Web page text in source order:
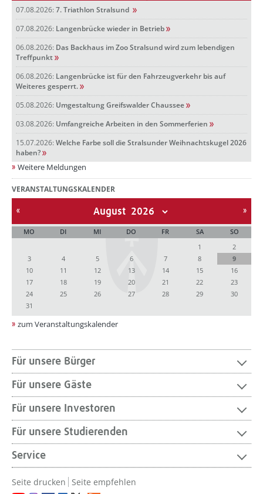
07.08.2026: 7. Triathlon Stralsund
07.08.2026: Langenbrücke wieder in Betrieb
06.08.2026: Das Backhaus im Zoo Stralsund wird zum lebendigen
Treffpunkt
06.08.2026: Langenbrücke ist für den Fahrzeugverkehr bis auf
Weiteres gesperrt.
05.08.2026: Umgestaltung Greifswalder Chaussee
03.08.2026: Umfangreiche Arbeiten in den Sommerferien
15.07.2026: Welche Farbe soll die Stralsunder Weihnachtskugel 2026
haben?
Weitere Meldungen
VERANSTALTUNGSKALENDER
August
MO DI MI DO FR SA
SO
1
2
3
4 5 6 7 8
9
10
11 12 13 14 15
16
17
18 19 20 21 22
23
24
25 26 27 28 29
30
31
zum Veranstaltungskalender
Für unsere Bürger
Für unsere Gäste
Für unsere Investoren
Für unsere Studierenden
Service
Seite drucken Seite empfehlen